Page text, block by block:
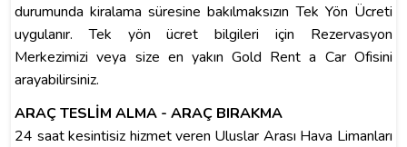
durumunda kiralama süresine bakılmaksızın Tek Yön Ücreti
uygulanır. Tek yön ücret bilgileri için Rezervasyon
Merkezimizi veya size en yakın Gold Rent a Car Ofisini
arayabilirsiniz.
ARAÇ TESLİM ALMA - ARAÇ BIRAKMA
24 saat kesintisiz hizmet veren Uluslar Arası Hava Limanları